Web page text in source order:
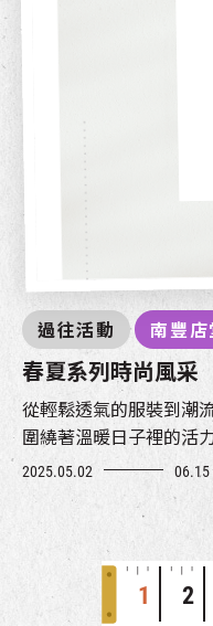
過往活動 南豐店
春夏系列時尚風采
從輕鬆透氣的服裝到潮
圍繞著溫暖日子裡的活
2025.05.02 06.15
1 2